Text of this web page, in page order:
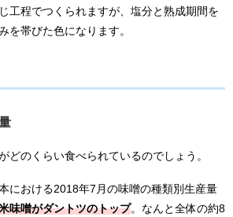
工程でつくられますが、塩分と熟成期間を
を帯びた色になります。
どのくらい食べられているのでしょう。
における2018年7月の味噌の種類別生産量
味噌がダントツのトップ。なんと全体の約8